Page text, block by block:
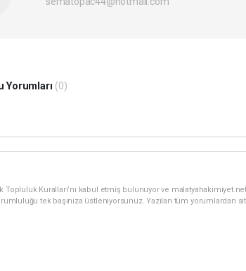
Yorumları (0)
Topluluk Kuralları’nı kabul etmiş bulunuyor ve
tek başınıza üstleniyorsunuz. Yazılan tüm